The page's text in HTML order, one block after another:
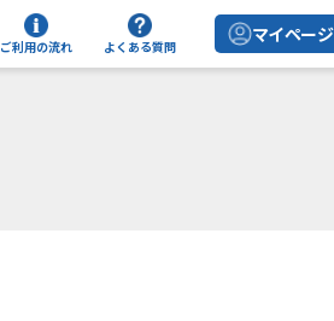
ご利用の流れ よくある質問 マイページ